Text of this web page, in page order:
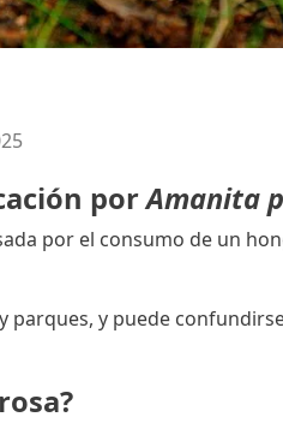
porAmanita
por el consumo de un
parques, y puede